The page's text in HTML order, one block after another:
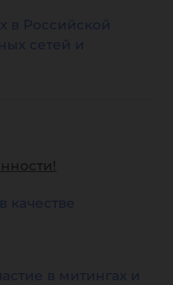
в Российской
сетей и
качестве
в митингах и